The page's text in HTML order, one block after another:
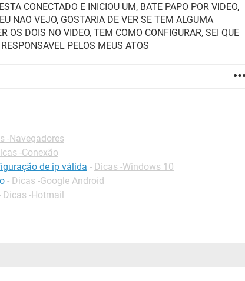
CONECTADO E INICIOU UM, BATE PAPO POR VIDEO,
NAO VEJO, GOSTARIA DE VER SE TEM ALGUMA
OS DOIS NO VIDEO, TEM COMO CONFIGURAR, SEI QUE
PELOS MEUS ATOS
-Navegadores
-Conexão
de ip válida - Dicas -Windows 10
- Dicas -Google Android
Dicas -Hotmail